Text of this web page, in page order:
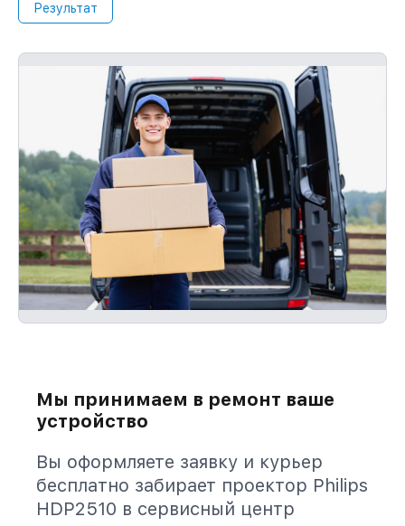
Результат
Мы принимаем в ремонт ваше
устройство
Вы оформляете заявку и курьер
бесплатно забирает проектор Philips
HDP2510 в сервисный центр